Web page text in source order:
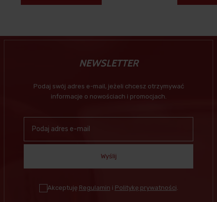
NEWSLETTER
Podaj swój adres e-mail, jeżeli chcesz otrzymywać
informacje o nowościach i promocjach.
Wyślij
Akceptuję Regulamin i Politykę prywatności